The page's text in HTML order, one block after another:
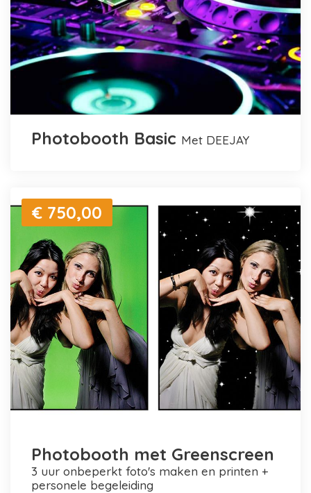
Photobooth Basic met DEEJAY
€ 750,00
Photobooth met Greenscreen
3 uur onbeperkt foto's maken en printen +
personele begeleiding